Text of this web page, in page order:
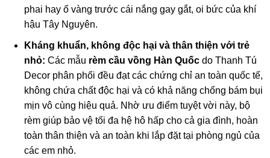
phai hay ố vàng trước cái nắng gay gắt, oi bức của khí
hậu Tây Nguyên.
Kháng khuẩn, không độc hại và thân thiện với trẻ
nhỏ: Các mẫu rèm cầu vồng Hàn Quốc do Thanh Tú
Decor phân phối đều đạt các chứng chỉ an toàn quốc tế,
không chứa chất độc hại và có khả năng chống bám bụi
mịn vô cùng hiệu quả. Nhờ ưu điểm tuyệt vời này, bộ
rèm giúp bảo vệ tối đa hệ hô hấp cho cả gia đình, hoàn
toàn thân thiện và an toàn khi lắp đặt tại phòng ngủ của
các em nhỏ.